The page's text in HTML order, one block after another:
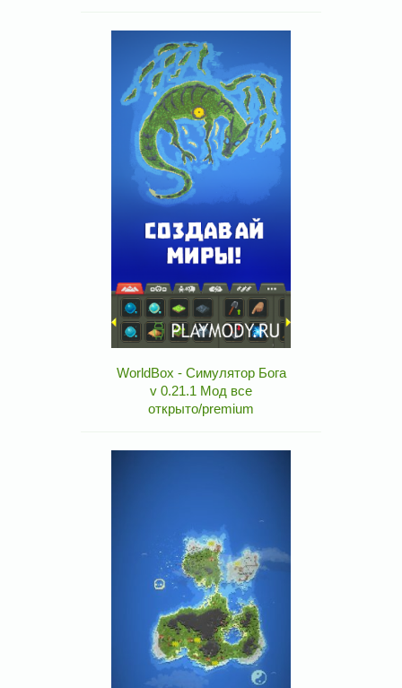
WorldBox - Симулятор Бога
v 0.21.1 Мод все
открыто/premium